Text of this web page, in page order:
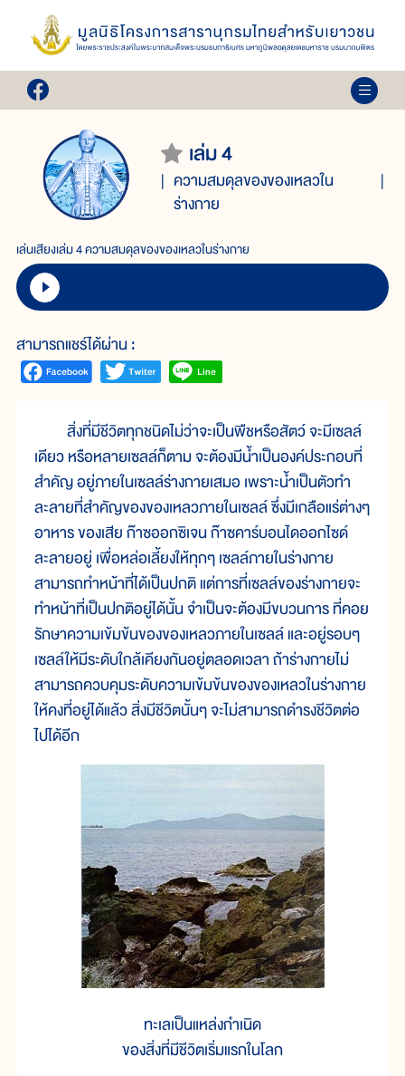
เล่ม 4
ความสมดุลของของเหลวใน
ร่างกาย
เล่นเสียงเล่ม 4 ความสมดุลของของเหลวในร่างกาย
สามารถแชร์ได้ผ่าน :
สิ่งที่มีชีวิตทุกชนิดไม่ว่าจะเป็นพืชหรือสัตว์ จะมีเซลล์
เดียว หรือหลายเซลล์ก็ตาม จะต้องมีน้ำเป็นองค์ประกอบที่
สำคัญ อยู่ภายในเซลล์ร่างกายเสมอ เพราะน้ำเป็นตัวทำ
ละลายที่สำคัญของของเหลวภายในเซลล์ ซึ่งมีเกลือแร่ต่างๆ
อาหาร ของเสีย ก๊าซออกซิเจน ก๊าซคาร์บอนไดออกไซด์
ละลายอยู่ เพื่อหล่อเลี้ยงให้ทุกๆ เซลล์ภายในร่างกาย
สามารถทำหน้าที่ได้เป็นปกติ แต่การที่เซลล์ของร่างกายจะ
ทำหน้าที่เป็นปกติอยู่ได้นั้น จำเป็นจะต้องมีขบวนการ ที่คอย
รักษาความเข้มข้นของของเหลวภายในเซลล์ และอยู่รอบๆ
เซลล์ให้มีระดับใกล้เคียงกันอยู่ตลอดเวลา ถ้าร่างกายไม่
สามารถควบคุมระดับความเข้มข้นของของเหลวในร่างกาย
ให้คงที่อยู่ได้แล้ว สิ่งมีชีวิตนั้นๆ จะไม่สามารถดำรงชีวิตต่อ
ไปได้อีก
ทะเลเป็นแหล่งกำเนิด
ของสิ่งที่มีชีวิตเริ่มแรกในโลก